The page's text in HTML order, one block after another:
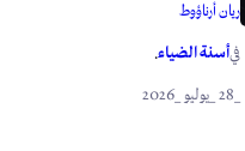
ريان أرناؤوط
فيأسنة الضياء.